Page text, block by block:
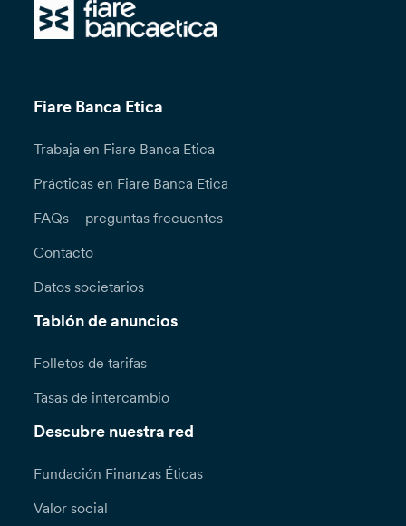
Fiare Banca Etica
Trabaja en Fiare Banca Etica
Prácticas en Fiare Banca Etica
FAQs – preguntas frecuentes
Contacto
Datos societarios
Tablón de anuncios
Folletos de tarifas
Tasas de intercambio
Descubre nuestra red
Fundación Finanzas Éticas
Valor social